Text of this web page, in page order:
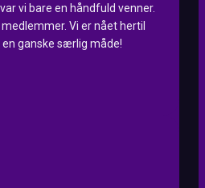
vi bare en håndfuld venner.
Vi er nået hertil
ganske særlig måde!